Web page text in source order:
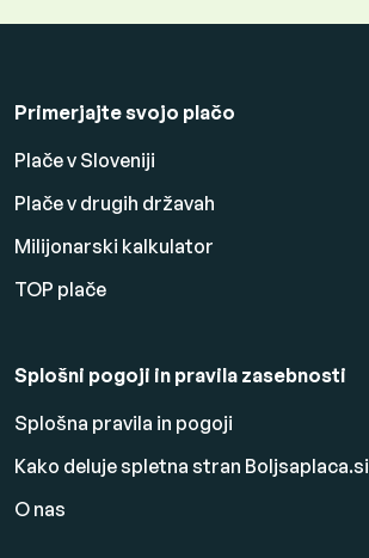
Primerjajte svojo plačo
Plače v Sloveniji
Plače v drugih državah
Milijonarski kalkulator
TOP plače
Splošni pogoji in pravila zasebnosti
Splošna pravila in pogoji
Kako deluje spletna stran Boljsaplaca.si
O nas